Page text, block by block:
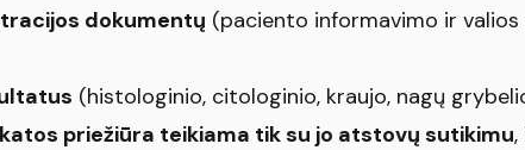
dokumentų (paciento informavimo ir
(histologinio, citologinio, kraujo, nagų
priežiūra teikiama tik su jo atstovų sutikimu